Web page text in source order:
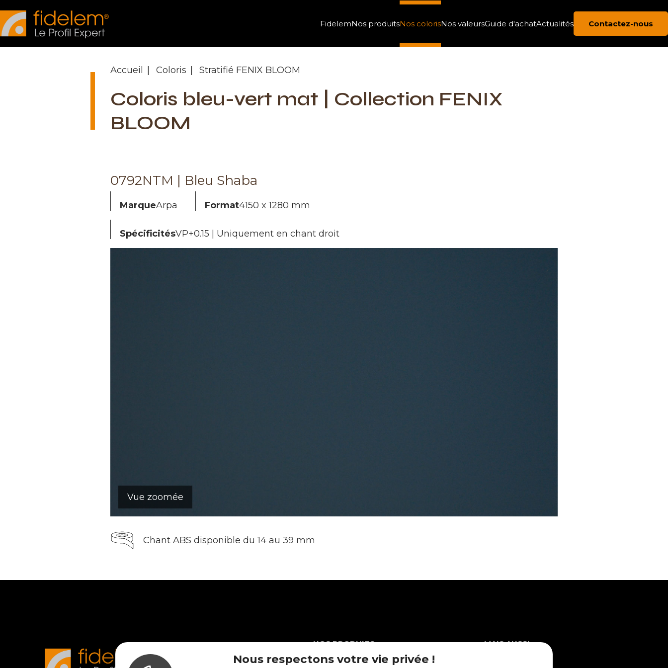
Nous respectons votre vie privée !
FidelemNos produitsNos colorisNos valeursGuide d'achatActualités Contactez-nous
Accueil Coloris Stratifié FENIX BLOOM
Coloris bleu-vert mat | Collection FENIX
BLOOM
0792NTM | Bleu Shaba
MarqueArpa Format4150 x 1280 mm
SpécificitésVP+0.15 | Uniquement en chant droit
Vue zoomée
Chant ABS disponible du 14 au 39 mm
NOS PRODUITS
Plans en Stratifié
MAIS AUSSI...